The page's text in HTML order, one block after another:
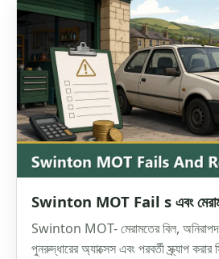
Swinton MOT Fail s এবং
Swinton MOT- মেরামতের বিল, অনিরাপদ
পুনরুদ্ধারের অ্যাক্সেস এবং পরবর্তী স্ক্র্যাপ